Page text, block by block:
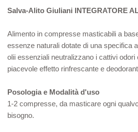
Salva-Alito Giuliani INTEGRATORE
Alimento in compresse masticabili a
essenze naturali dotate di una specifica
olii essenziali neutralizzano i cattivi odori
piacevole effetto rinfrescante e
Posologia e Modalità d'uso
1-2 compresse, da masticare ogni
bisogno.